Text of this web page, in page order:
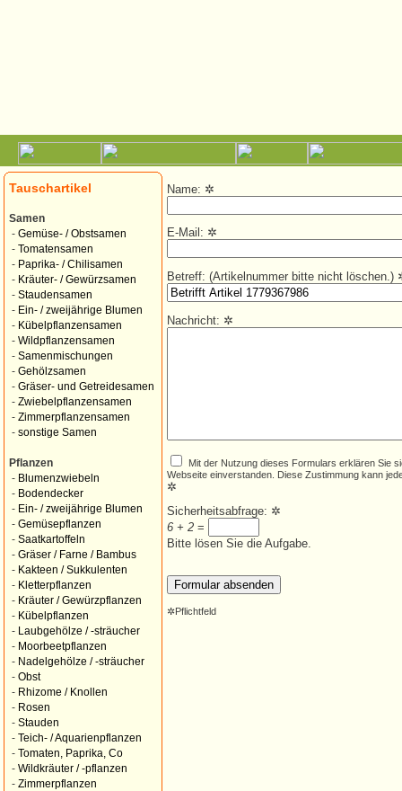
Tauschartikel
Samen
- Gemüse- / Obstsamen
- Tomatensamen
- Paprika- / Chilisamen
- Kräuter- / Gewürzsamen
- Staudensamen
- Ein- / zweijährige Blumen
- Kübelpflanzensamen
- Wildpflanzensamen
- Samenmischungen
- Gehölzsamen
- Gräser- und Getreidesamen
- Zwiebelpflanzensamen
- Zimmerpflanzensamen
- sonstige Samen
Pflanzen
- Blumenzwiebeln
- Bodendecker
- Ein- / zweijährige Blumen
- Gemüsepflanzen
- Saatkartoffeln
- Gräser / Farne / Bambus
- Kakteen / Sukkulenten
- Kletterpflanzen
- Kräuter / Gewürzpflanzen
- Kübelpflanzen
-
Laubgehölze / -sträucher
- Moorbeetpflanzen
- Nadelgehölze / -sträucher
- Obst
- Rhizome / Knollen
- Rosen
- Stauden
- Teich- / Aquarienpflanzen
- Tomaten, Paprika, Co
- Wildkräuter / -pflanzen
- Zimmerpflanzen
Name: ✲
E-Mail: ✲
Betreff: (Artikelnummer bitte nicht löschen.)
Nachricht: ✲
Mit der Nutzung dieses Formulars erklären Sie
Webseite einverstanden. Diese Zustimmung kann
✲
Sicherheitsabfrage: ✲
6 + 2 =
Bitte lösen Sie die Aufgabe.
✲Pflichtfeld